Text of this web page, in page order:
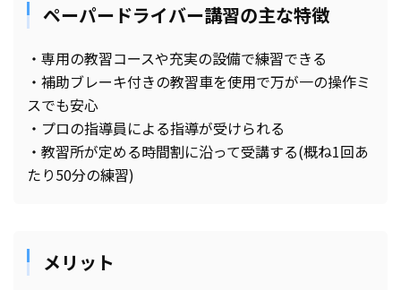
ペーパードライバー講習の主な特徴
・専用の教習コースや充実の設備で練習できる
・補助ブレーキ付きの教習車を使用で万が一の操作ミ
スでも安心
・プロの指導員による指導が受けられる
・教習所が定める時間割に沿って受講する(概ね1回あ
たり50分の練習)
メリット